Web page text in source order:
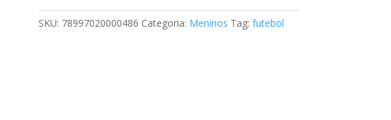
SKU: 78997020000486 Categoria: Meninos Tag: futebol